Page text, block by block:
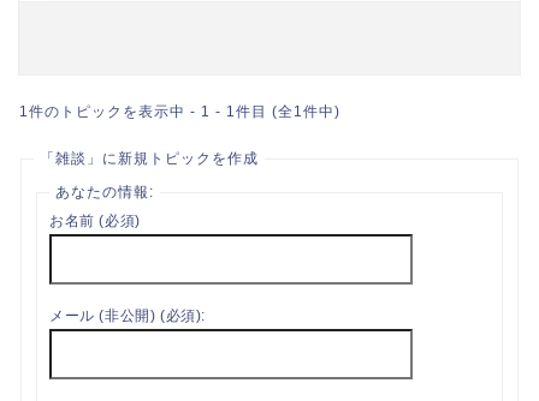
1件のトピックを表示中 - 1 - 1件目 (全1件中)
「雑談」に新規トピックを作成
あなたの情報:
お名前 (必須)
メール (非公開) (必須):